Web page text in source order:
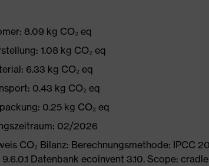
8.09 kg CO₂ eq
1.08 kg CO₂ eq
6.33 kg CO₂ eq
0.43 kg CO₂ eq
0.25 kg CO₂ eq
02/2026
CO₂ Bilanz: Berechnungsmethode: IPCC
Datenbank ecoinvent 3.10. Scope: